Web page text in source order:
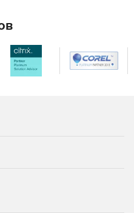
представляет собой
в российском дата-
с 152-ФЗ, ISO
Сервис лицензируется
систем и
к безопасности и